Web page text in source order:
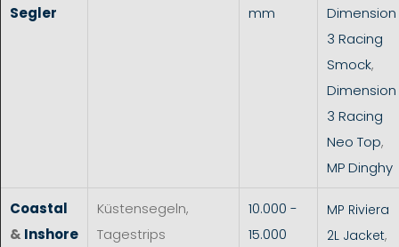
Segler mm
Dimension
3 Racing
Smock,
Dimension
3 Racing
Neo Top,
MP Dinghy
Coastal
& Inshore
Küstensegeln,
Tagestrips
10.000 -
15.000
MP Riviera
2L Jacket,